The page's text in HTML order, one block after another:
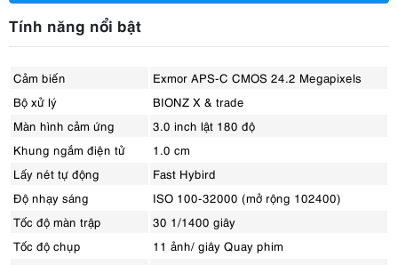
Tính năng nổi bật
Cảm biến
Exmor APS-C CMOS 24.2 Megapixels
Bộ xử lý
BIONZ X & trade
Màn hình cảm ứng
3.0 inch lật 180 độ
Khung ngắm điện tử
1.0 cm
Lấy nét tự động
Fast Hybird
Độ nhạy sáng
ISO 100-32000 (mở rộng 102400)
Tốc độ màn trập
30 1/1400 giây
Tốc độ chụp
11 ảnh/ giây Quay phim